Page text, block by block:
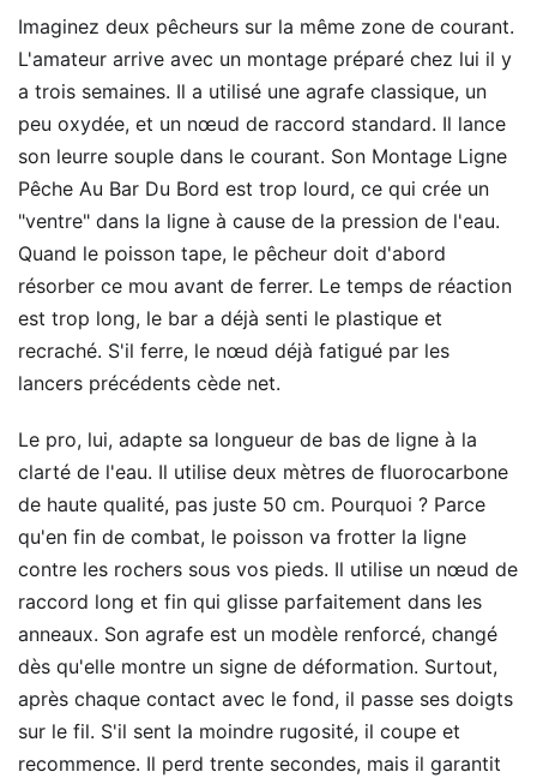
Imaginez deux pêcheurs sur la même zone de courant.
L'amateur arrive avec un montage préparé chez lui il y
a trois semaines. Il a utilisé une agrafe classique, un
peu oxydée, et un nœud de raccord standard. Il lance
son leurre souple dans le courant. Son Montage Ligne
Pêche Au Bar Du Bord est trop lourd, ce qui crée un
"ventre" dans la ligne à cause de la pression de l'eau.
Quand le poisson tape, le pêcheur doit d'abord
résorber ce mou avant de ferrer. Le temps de réaction
est trop long, le bar a déjà senti le plastique et
recraché. S'il ferre, le nœud déjà fatigué par les
lancers précédents cède net.
Le pro, lui, adapte sa longueur de bas de ligne à la
clarté de l'eau. Il utilise deux mètres de fluorocarbone
de haute qualité, pas juste 50 cm. Pourquoi ? Parce
qu'en fin de combat, le poisson va frotter la ligne
contre les rochers sous vos pieds. Il utilise un nœud de
raccord long et fin qui glisse parfaitement dans les
anneaux. Son agrafe est un modèle renforcé, changé
dès qu'elle montre un signe de déformation. Surtout,
après chaque contact avec le fond, il passe ses doigts
sur le fil. S'il sent la moindre rugosité, il coupe et
recommence. Il perd trente secondes, mais il garantit